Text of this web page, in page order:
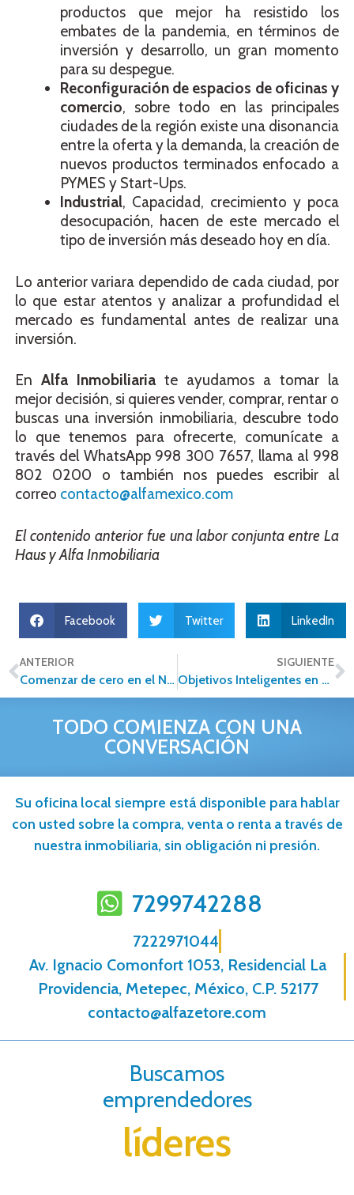
productos que mejor ha resistido los
embates de la pandemia, en términos de
inversión y desarrollo, un gran momento
para su despegue.
Reconfiguración de espacios de oficinas y
comercio, sobre todo en las principales
ciudades de la región existe una disonancia
entre la oferta y la demanda, la creación de
nuevos productos terminados enfocado a
PYMES y Start-Ups.
Industrial, Capacidad, crecimiento y poca
desocupación, hacen de este mercado el
tipo de inversión más deseado hoy en día.
Lo anterior variara dependido de cada ciudad, por
lo que estar atentos y analizar a profundidad el
mercado es fundamental antes de realizar una
inversión.
En Alfa Inmobiliaria te ayudamos a tomar la
mejor decisión, si quieres vender, comprar, rentar o
buscas una inversión inmobiliaria, descubre todo
lo que tenemos para ofrecerte, comunícate a
través del WhatsApp 998 300 7657, llama al 998
802 0200 o también nos puedes escribir al
correo contacto@alfamexico.com
El contenido anterior fue una labor conjunta entre La
Hausy Alfa Inmobiliaria
Facebook Twitter LinkedIn
ANTERIOR
Comenzar de cero en el Negocio Inmobiliario: 3 consejos para iniciar tu Emprendimiento
SIGUIENTE
Objetivos Inteligentes en el mercado inmobiliario
TODO COMIENZA CON UNA
CONVERSACIÓN
Su oficina local siempre está disponible para hablar
con usted sobre la compra, venta o renta a través de
nuestra inmobiliaria, sin obligación ni presión.
7299742288
7222971044
Av. Ignacio Comonfort 1053, Residencial La
Providencia, Metepec, México, C.P. 52177
contacto@alfazetore.com
Buscamos
emprendedores
líderes